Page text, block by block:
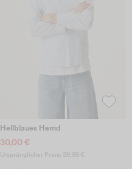
Hellblaues Hemd
30,00 €
Ursprünglicher Preis: 39,99 €